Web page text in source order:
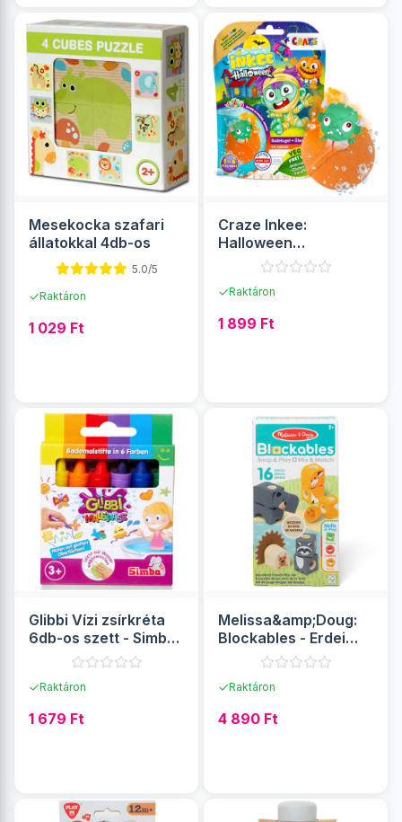
Mesekocka szafari
állatokkal 4db-os
5.0/5
✓Raktáron
1 029 Ft
Craze Inkee:
Halloween
fürdőbomba
✓Raktáron
1 899 Ft
Glibbi Vízi zsírkréta
6db-os szett - Simba
✓Raktáron
1 679 Ft
Melissa&amp;Doug:
Blockables - Erdei
állatok fa játékszett -
Spin master
✓Raktáron
4 890 Ft